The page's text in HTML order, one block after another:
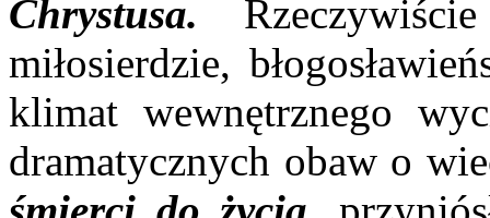
Chrystusa.
miłosierdzie,
klimat wewnętrznego
dramatycznych obaw o